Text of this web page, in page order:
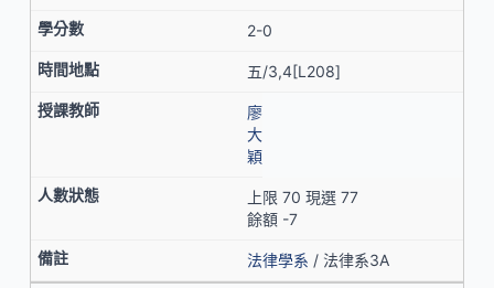
2-0
五/3,4[L208]
廖
大
穎
上限 70 現選 77
餘額 -7
法律學系 / 法律系3A